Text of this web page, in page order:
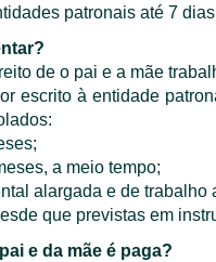
patronais até 7
de o pai e a mãe
escrito à entidade
a meio tempo;
alargada e de
que previstas em
e da mãe é paga?